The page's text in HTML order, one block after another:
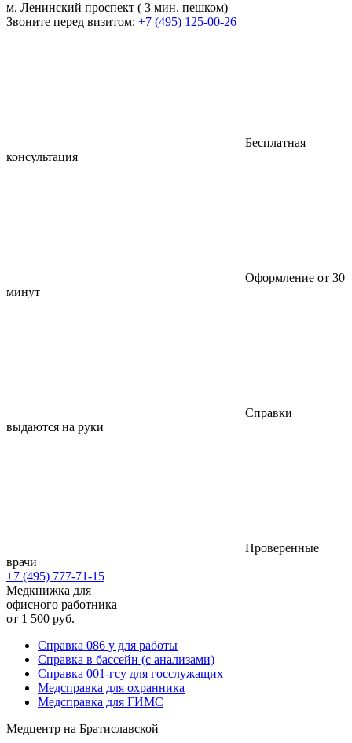
м. Ленинский проспект ( 3 мин. пешком)
Звоните перед визитом: +7 (495) 125-00-26
Бесплатная
консультация
Оформление от 30
минут
Справки
выдаются на руки
Проверенные
врачи
+7 (495) 777-71-15
Медкнижка для
офисного работника
от 1 500 руб.
Справка 086 у для работы
Справка в бассейн (с анализами)
Справка 001-гсу для госслужащих
Медсправка для охранника
Медсправка для ГИМС
Медцентр на Братиславской